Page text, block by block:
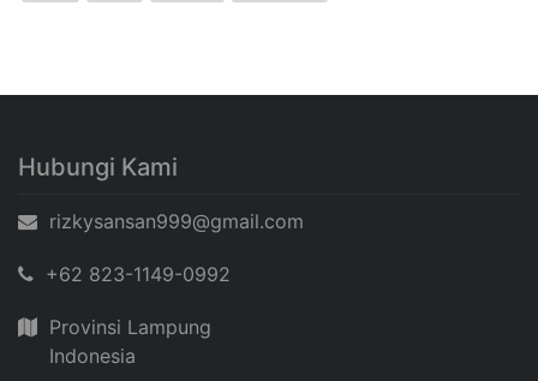
Hubungi Kami
rizkysansan999@gmail.com
+62 823-1149-0992
Provinsi Lampung
Indonesia